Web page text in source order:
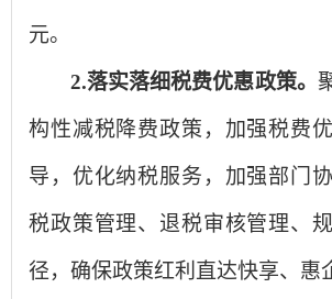
元。
2.落实落细税费优惠政策。
构性减税降费政策，加强税费
导，优化纳税服务，加强部门
税政策管理、退税审核管理、
径，确保政策红利直达快享、惠